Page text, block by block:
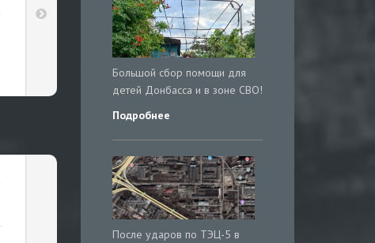
Большой сбор помощи для
детей Донбасса и в зоне СВО!
Подробнее
После ударов по ТЭЦ-5 в